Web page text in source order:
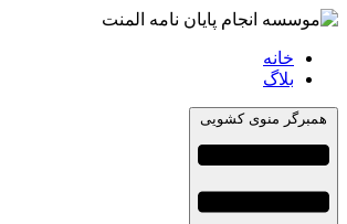
خانه
بلاگ
همبرگر منوی کشویی